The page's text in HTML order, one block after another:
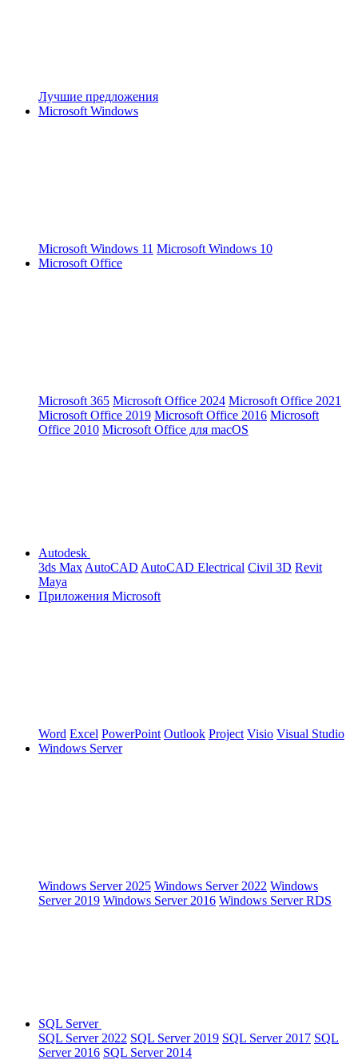
Лучшие предложения
Microsoft Windows
Microsoft Windows 11 Microsoft Windows 10
Microsoft Office
Microsoft 365 Microsoft Office 2024 Microsoft Office 2021
Microsoft Office 2019 Microsoft Office 2016 Microsoft
Office 2010 Microsoft Office для macOS
Autodesk
3ds Max AutoCAD AutoCAD Electrical Civil 3D Revit
Maya
Приложения Microsoft
Word Excel PowerPoint Outlook Project Visio Visual Studio
Windows Server
Windows Server 2025 Windows Server 2022 Windows
Server 2019 Windows Server 2016 Windows Server RDS
SQL Server
SQL Server 2022 SQL Server 2019 SQL Server 2017 SQL
Server 2016 SQL Server 2014